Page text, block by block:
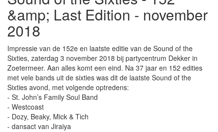
&amp; Last Edition - november
2018
Impressie van de 152e en laatste editie van de Sound of the
Sixties, zaterdag 3 november 2018 bij partycentrum Dekker in
Zoetermeer. Aan alles komt een eind. Na 37 jaar en 152 edities
met vele bands uit de sixties was dit de laatste Sound of the
Sixties avond, met volgende optredens:
- St. John’s Family Soul Band
- Westcoast
- Dozy, Beaky, Mick & Tich
- dansact van Jiraiya